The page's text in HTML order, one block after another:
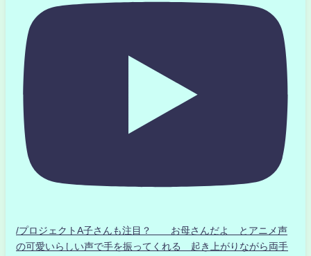
/プロジェクトA子さんも注目？ お母さんだよ とアニメ声
の可愛いらしい声で手を振ってくれる 起き上がりながら両手